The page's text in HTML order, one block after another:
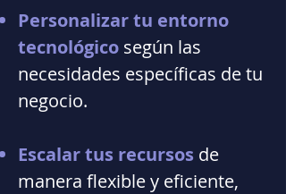
Personalizar tu entorno
tecnológico según las
necesidades específicas de tu
negocio.
Escalar tus recursos de
manera flexible y eficiente,